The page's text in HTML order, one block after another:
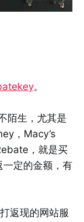
。
陌生，尤其是
，Macy’s
，就是买
一定的金额，有
返现的网站服